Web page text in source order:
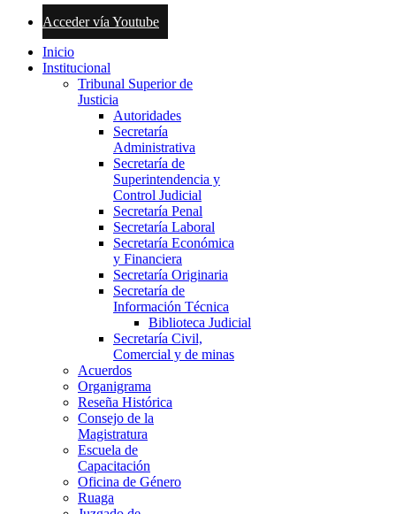
Acceder vía Youtube
Inicio
Institucional
Tribunal Superior de
Justicia
Autoridades
Secretaría
Administrativa
Secretaría de
Superintendencia y
Control Judicial
Secretaría Penal
Secretaría Laboral
Secretaría Económica
y Financiera
Secretaría Originaria
Secretaría de
Información Técnica
Biblioteca Judicial
Secretaría Civil,
Comercial y de minas
Acuerdos
Organigrama
Reseña Histórica
Consejo de la
Magistratura
Escuela de
Capacitación
Oficina de Género
Ruaga